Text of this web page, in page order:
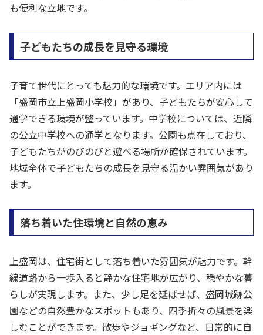
も便利な立地です。
子どもたちの成長を見守る環境
子育て世代にとっても魅力的な環境です。エリア内には
「盛岡市立上盛岡小学校」があり、子どもたちが安心して
通学できる環境が整っています。中学校については、近隣
の公立中学校への通学となります。公園も点在しており、
子どもたちがのびのびと遊べる場所が確保されています。
地域全体で子どもたちの成長を見守る温かい雰囲気があり
ます。
落ち着いた住環境と自然の恵み
上盛岡は、住宅街として落ち着いた雰囲気が魅力です。幹
線道路から一歩入ると静かな住宅地が広がり、穏やかな暮
らしが実現します。また、少し足を延ばせば、盛岡城跡公
園などの自然豊かなスポットもあり、四季折々の風景を楽
しむことができます。散歩やジョギングなど、日常的に自